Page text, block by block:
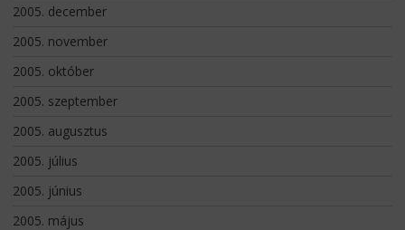
2005. december
2005. november
2005. október
2005. szeptember
2005. augusztus
2005. július
2005. június
2005. május